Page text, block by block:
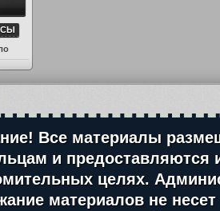
Все материалы
и предоставляются
целях.
материалов не